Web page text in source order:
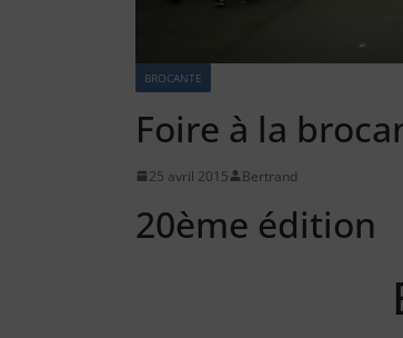
BROCANTE
Foire à la
25 avril 2015 Bertrand
20ème édition